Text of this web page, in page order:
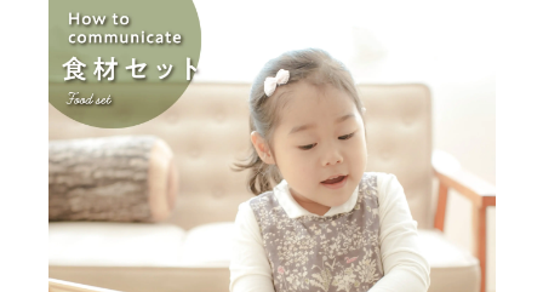
帰りをお願いしております。
授乳スペース、荷物置き場、ご用意いたします。
託児所はございません。
保護者の方以外の大人の方のご参加も可能です。
【応募期間・応募方法】
4/13(木) 23時59分まで応募可能
下記URLへアクセスいただき、質問内容に沿って回
答を入力してください。
４面それぞれに
ローマ数字、漢数字、英語、ギリシャ数字が印字され
ているので
遊びながらたくさんの文字や
数字を学ぶことができます
土台と軸はゴムで繋げて、
しなる仕様にしました。
折れる心配もありません